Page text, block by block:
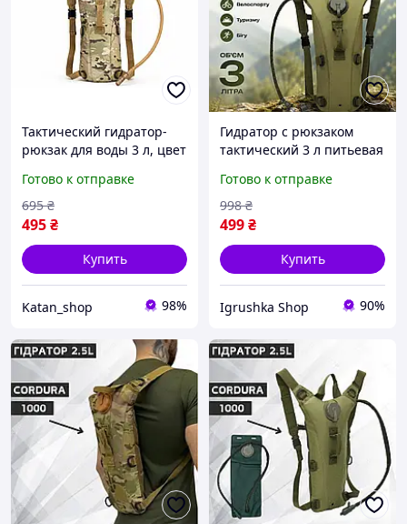
Тактический гидратор-
рюкзак для воды 3 л, цвет
Готово к отправке
495₴
695 ₴
Купить
Katan_shop 98%
Гидратор с рюкзаком
тактический 3 л питьевая
с трубкой туристический
для походов бега
велосипеда кемпинга
Готово к отправке
499₴
998 ₴
Купить
Igrushka Shop 90%